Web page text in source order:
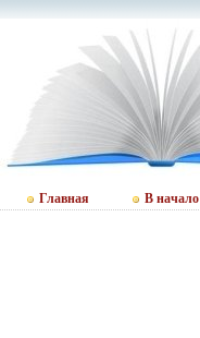
Главная В начало